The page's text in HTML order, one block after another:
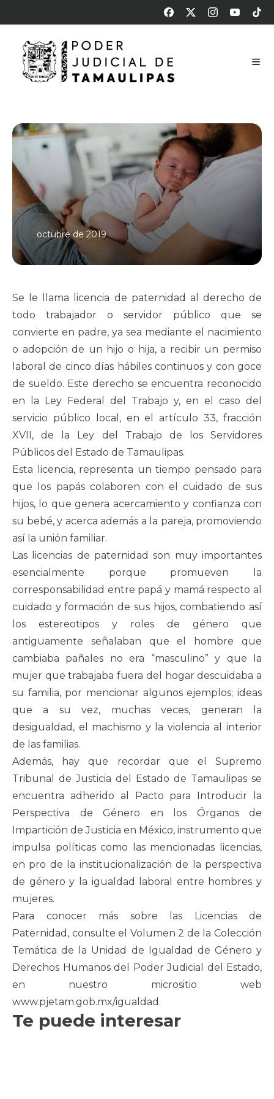
octubre de 2019
Se le llama licencia de paternidad al derecho de
todo trabajador o servidor público que se
convierte en padre, ya sea mediante el nacimiento
o adopción de un hijo o hija, a recibir un permiso
laboral de cinco días hábiles continuos y con goce
de sueldo. Este derecho se encuentra reconocido
en la Ley Federal del Trabajo y, en el caso del
servicio público local, en el artículo 33, fracción
XVII, de la Ley del Trabajo de los Servidores
Públicos del Estado de Tamaulipas.
Esta licencia, representa un tiempo pensado para
que los papás colaboren con el cuidado de sus
hijos, lo que genera acercamiento y confianza con
su bebé, y acerca además a la pareja, promoviendo
así la unión familiar.
Las licencias de paternidad son muy importantes
esencialmente porque promueven la
corresponsabilidad entre papá y mamá respecto al
cuidado y formación de sus hijos, combatiendo así
los estereotipos y roles de género que
antiguamente señalaban que el hombre que
cambiaba pañales no era “masculino” y que la
mujer que trabajaba fuera del hogar descuidaba a
su familia, por mencionar algunos ejemplos; ideas
que a su vez, muchas veces, generan la
desigualdad, el machismo y la violencia al interior
de las familias.
Además, hay que recordar que el Supremo
Tribunal de Justicia del Estado de Tamaulipas se
encuentra adherido al Pacto para Introducir la
Perspectiva de Género en los Órganos de
Impartición de Justicia en México, instrumento que
impulsa políticas como las mencionadas licencias,
en pro de la institucionalización de la perspectiva
de género y la igualdad laboral entre hombres y
mujeres.
Para conocer más sobre las Licencias de
Paternidad, consulte el Volumen 2 de la Colección
Temática de la Unidad de Igualdad de Género y
Derechos Humanos del Poder Judicial del Estado,
en nuestro micrositio web
www.pjetam.gob.mx/igualdad.
Te puede interesar